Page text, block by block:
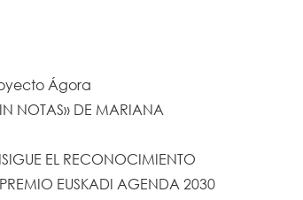
Ágora
NOTAS» DE MARIANA
EL RECONOCIMIENTO
EUSKADI AGENDA 2030